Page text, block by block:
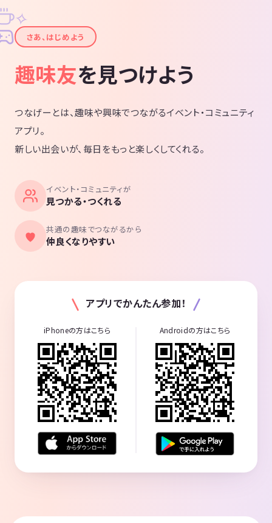
✦
✧
さあ、はじめよう
趣味友を見つけよう
つなげーとは、趣味や興味でつながるイベント・コミュニティ
アプリ。
新しい出会いが、毎日をもっと楽しくしてくれる。
イベント・コミュニティが
見つかる・つくれる
共通の趣味でつながるから
仲良くなりやすい
アプリでかんたん参加！
iPhoneの方はこちら Androidの方はこちら